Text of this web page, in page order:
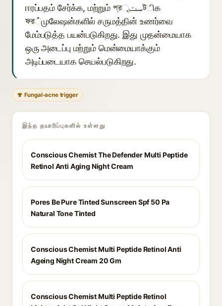
ஈரப்பதம் சேர்க்க, மற்றும் প্রستূটிக
ফর்முலேஷன்களில் சருமத்தின் உணர்வை
மேம்படுத்த பயன்படுகிறது. இது முதன்மையாக
ஒரு அடைப்பு மற்றும் மென்மையாக்கும்
அடிப்படையாக செயல்படுகிறது.
🍄 Fungal-acne trigger
இந்த தயாரிப்புகளில் உள்ளது
Conscious Chemist The Defender Multi Peptide
Retinol Anti Aging Night Cream
Pores Be Pure Tinted Sunscreen Spf 50 Pa
Natural Tone Tinted
Conscious Chemist Multi Peptide Retinol Anti
Ageing Night Cream 20 Gm
Conscious Chemist Multi Peptide Retinol